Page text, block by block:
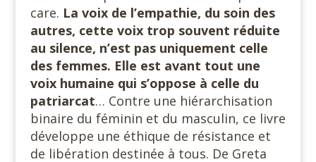
care. La voix de l’empathie, du soin des
autres, cette voix trop souvent réduite
au silence, n’est pas uniquement celle
des femmes. Elle est avant tout une
voix humaine qui s’oppose à celle du
patriarcat… Contre une hiérarchisation
binaire du féminin et du masculin, ce livre
développe une éthique de résistance et
de libération destinée à tous. De Greta